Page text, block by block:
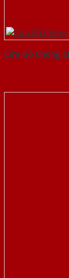
Cửa Gỗ Chống